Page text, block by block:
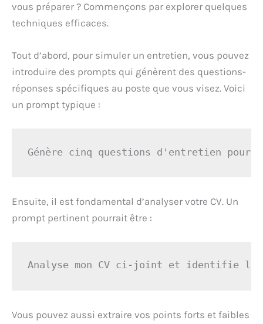
vous préparer ? Commençons par explorer quelques
techniques efficaces.
Tout d’abord, pour simuler un entretien, vous pouvez
introduire des prompts qui génèrent des questions-
réponses spécifiques au poste que vous visez. Voici
un prompt typique :
Génère cinq questions d'entretien pour
Ensuite, il est fondamental d’analyser votre CV. Un
prompt pertinent pourrait être :
Analyse mon CV ci-joint et identifie
Vous pouvez aussi extraire vos points forts et faibles